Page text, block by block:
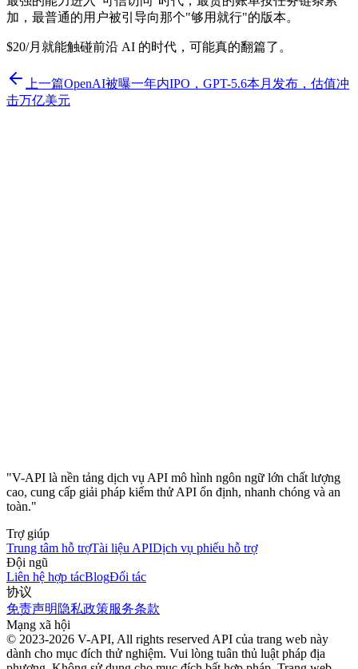
加，最普通的用户被引导向那个"够用就行"的版本。
$20/月就能触碰前沿 AI 的时代，可能真的翻篇了。
上一篇OpenAI被曝一年内IPO，GPT-5.6本月发布，估值冲
击万亿美元
"V-API là nền tảng dịch vụ API mô hình ngôn ngữ lớn chất lượng
cao, cung cấp giải pháp kiểm thử API ổn định, nhanh chóng và an
toàn."
Trợ giúp
Trung tâm hỗ trợTài liệu APIDịch vụ phiếu hỗ trợ
Đội ngũ
Liên hệ hợp tácBlogĐối tác
协议
免责声明 隐私政策服务条款
Mạng xã hội
© 2023-2026 V-API, All rights reserved API của trang web này
dành cho mục đích thử nghiệm. Vui lòng tuân thủ luật pháp địa